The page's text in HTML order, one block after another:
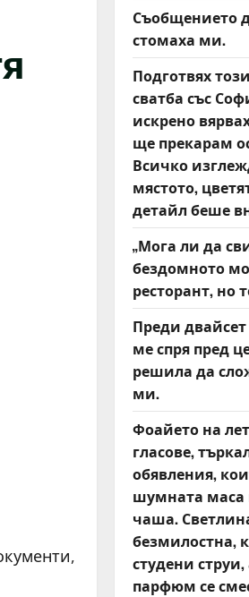
Съобщението
стомаха ми.
Подготвях
сватба със
искрено
ще прекарам
Всичко
мястото,
детайл беше
„Мога ли да
бездомното
ресторант, но
Преди
ме спря пред
решила да
ми.
Фоайето на
гласове,
обявления,
шумната маса
чаша.
безмилостна,
студени
парфюм се